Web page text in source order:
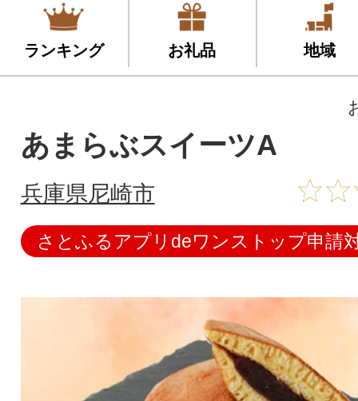
ランキング お礼品 地域
あまらぶスイーツA
兵庫県尼崎市
さとふるアプリdeワンストップ申請